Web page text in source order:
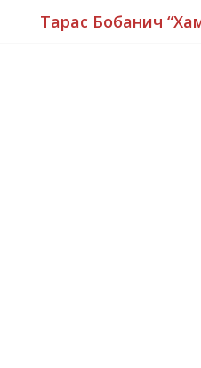
Тарас Бобанич